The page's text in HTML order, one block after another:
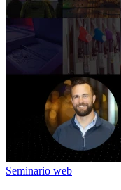
Seminario web